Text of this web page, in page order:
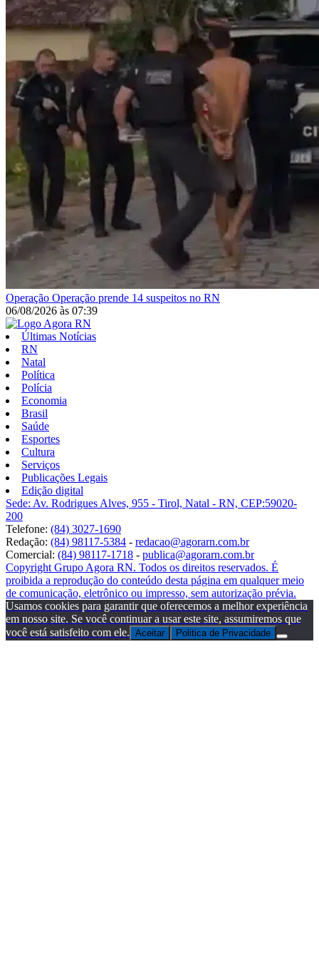
Operação Operação prende 14 suspeitos no RN
06/08/2026 às 07:39
Últimas Notícias
RN
Natal
Política
Polícia
Economia
Brasil
Saúde
Esportes
Cultura
Serviços
Publicações Legais
Edição digital
Sede: Av. Rodrigues Alves, 955 - Tirol, Natal - RN, CEP:59020-
200
Telefone: (84) 3027-1690
Redação: (84) 98117-5384 - redacao@agorarn.com.br
Comercial: (84) 98117-1718 - publica@agorarn.com.br
Copyright Grupo Agora RN. Todos os direitos reservados. É
proibida a reprodução do conteúdo desta página em qualquer meio
de comunicação, eletrônico ou impresso, sem autorização prévia.
Usamos cookies para garantir que oferecemos a melhor experiência
em nosso site. Se você continuar a usar este site, assumiremos que
você está satisfeito com ele. Aceitar Politica de Privacidade